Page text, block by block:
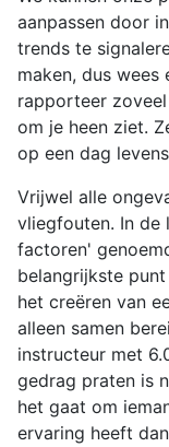
aanpassen door
trends te
maken, dus
rapporteer
om je heen ziet.
op een dag
Vrijwel alle
vliegfouten. In
factoren'
belangrijkste
het creëren van
alleen samen
instructeur met
gedrag praten is
het gaat om
ervaring heeft